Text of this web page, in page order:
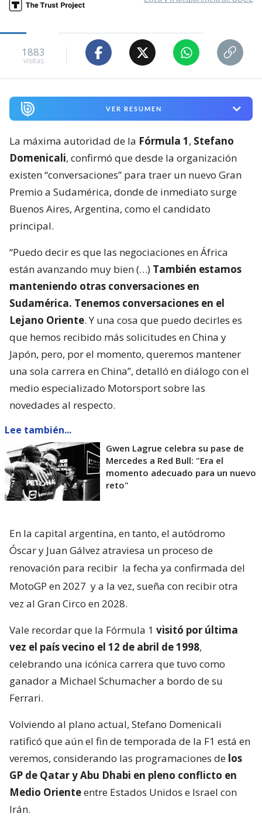
1883
visitas
VER RESUMEN
La máxima autoridad de la Fórmula 1, Stefano
Domenicali, confirmó que desde la organización
existen “conversaciones” para traer un nuevo Gran
Premio a Sudamérica, donde de inmediato surge
Buenos Aires, Argentina, como el candidato
principal.
“Puedo decir es que las negociaciones en África
están avanzando muy bien (…) También estamos
manteniendo otras conversaciones en
Sudamérica. Tenemos conversaciones en el
Lejano Oriente. Y una cosa que puedo decirles es
que hemos recibido más solicitudes en China y
Japón, pero, por el momento, queremos mantener
una sola carrera en China”, detalló en diálogo con el
medio especializado Motorsport sobre las
novedades al respecto.
Lee también...
Gwen Lagrue celebra su pase de
Mercedes a Red Bull: "Era el
momento adecuado para un nuevo
reto"
En la capital argentina, en tanto, el autódromo
Óscar y Juan Gálvez atraviesa un proceso de
renovación para recibir la fecha ya confirmada del
MotoGP en 2027 y a la vez, sueña con recibir otra
vez al Gran Circo en 2028.
Vale recordar que la Fórmula 1 visitó por última
vez el país vecino el 12 de abril de 1998,
celebrando una icónica carrera que tuvo como
ganador a Michael Schumacher a bordo de su
Ferrari.
Volviendo al plano actual, Stefano Domenicali
ratificó que aún el fin de temporada de la F1 está en
veremos, considerando las programaciones de los
GP de Qatar y Abu Dhabi en pleno conflicto en
Medio Orienteentre Estados Unidos e Israel con
Irán.